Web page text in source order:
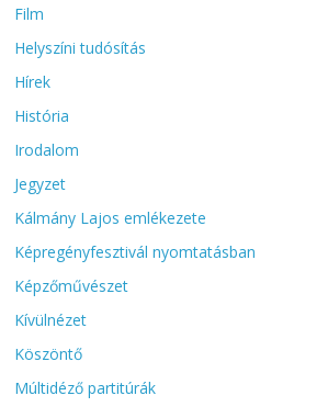
Film
Helyszíni tudósítás
Hírek
História
Irodalom
Jegyzet
Kálmány Lajos emlékezete
Képregényfesztivál nyomtatásban
Képzőművészet
Kívülnézet
Köszöntő
Múltidéző partitúrák